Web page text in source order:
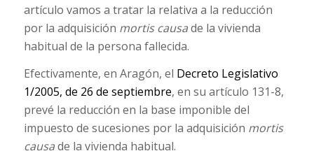
artículo vamos a tratar la relativa a la reducción
por la adquisición mortis causade la vivienda
habitual de la persona fallecida.
Efectivamente, en Aragón, el Decreto Legislativo
1/2005, de 26 de septiembre, en su artículo 131-8,
prevé la reducción en la base imponible del
impuesto de sucesiones por la adquisición mortis
causade la vivienda habitual.